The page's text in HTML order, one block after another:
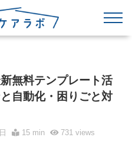
無料テンプレート活
自動化・困りごと対
15 min 731views